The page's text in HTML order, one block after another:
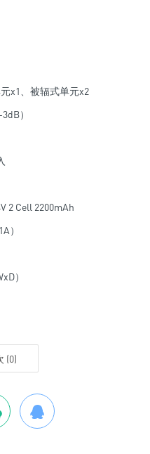
x1、被辐式单元x2
）
2 Cell 2200mAh
）
）
(0)